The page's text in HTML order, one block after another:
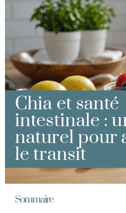
Chia et santé
intestinale :
naturel pour
le transit
Sommaire